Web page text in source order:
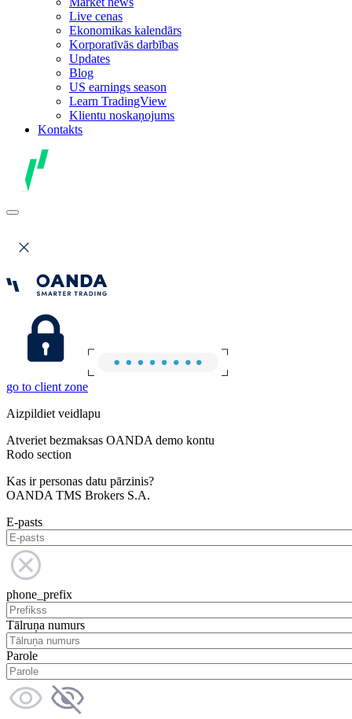
Live cenas
Ekonomikas kalendārs
Korporatīvās darbības
Updates
Blog
US earnings season
Learn TradingView
Klientu noskaņojums
Kontakts
go to client zone
Aizpildiet veidlapu
Atveriet bezmaksas OANDA demo kontu
Rodo section
Kas ir personas datu pārzinis?
OANDA TMS Brokers S.A.
E-pasts
phone_prefix
Tālruņa numurs
Parole